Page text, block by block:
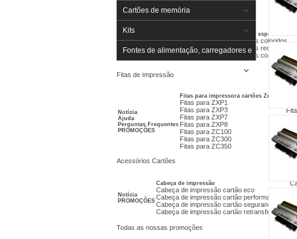
Cartões
Estudo de caso
Assistência na escolha
PROMOÇÕES
Cartões Premium
Cartões especifícos
Cartões coloridos
Cartões reciclados
Cartões com
Fitas de Impressão
Notícia
Ajuda
Perguntas Frequentes
PROMOÇÕES
Fitas para impressora cartões Zebra...
Fitas para ZXP1
Fitas para ZXP3
Fitas para ZXP7
Fitas para ZXP8
Fitas para ZC100
Fitas para ZC300
Fitas para ZC350
Acessórios Cartões
Notícia
PROMOÇÕES
Cabeça de impressão
Cabeça de impressão cartão eco
Cabeça de impressão cartão performance
Cabeça de impressão cartão segurança
Cabeça de impressão cartão retransferência
Kits
Todas as nossas promoções
Cartões de memória
Kits
Fontes de alimentação, carregadores e
baterias